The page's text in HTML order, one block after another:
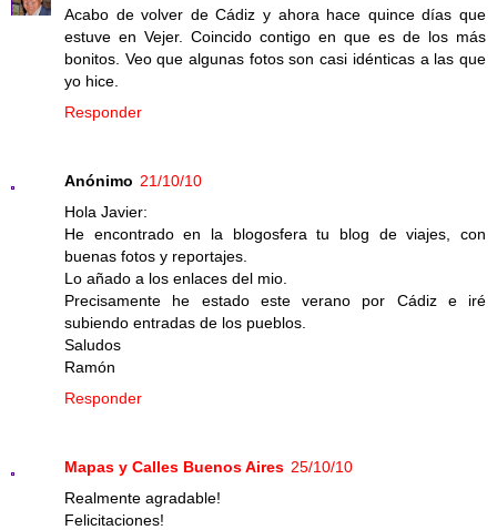
Acabo de volver de Cádiz y ahora hace quince días que
estuve en Vejer. Coincido contigo en que es de los más
bonitos. Veo que algunas fotos son casi idénticas a las que
yo hice.
Responder
Anónimo 21/10/10
Hola Javier:
He encontrado en la blogosfera tu blog de viajes, con
buenas fotos y reportajes.
Lo añado a los enlaces del mio.
Precisamente he estado este verano por Cádiz e iré
subiendo entradas de los pueblos.
Saludos
Ramón
Responder
Mapas y Calles Buenos Aires 25/10/10
Realmente agradable!
Felicitaciones!